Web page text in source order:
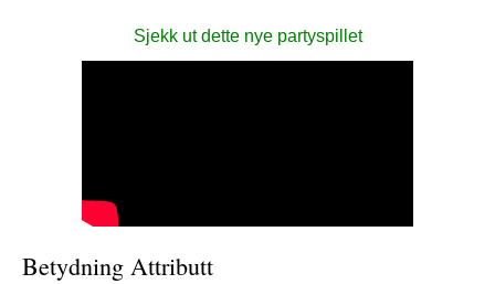
Sjekk ut dette nye partyspillet
Betydning Attributt